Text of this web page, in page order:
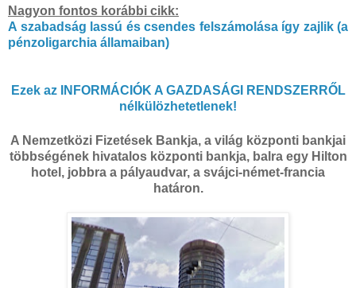
Nagyon fontos korábbi cikk:
A szabadság lassú és csendes felszámolása így zajlik (a
pénzoligarchia államaiban)
Ezek az INFORMÁCIÓK A GAZDASÁGI RENDSZERRŐL
nélkülözhetetlenek!
A Nemzetközi Fizetések Bankja, a világ központi bankjai
többségének hivatalos központi bankja, balra egy Hilton
hotel, jobbra a pályaudvar, a svájci-német-francia
határon.